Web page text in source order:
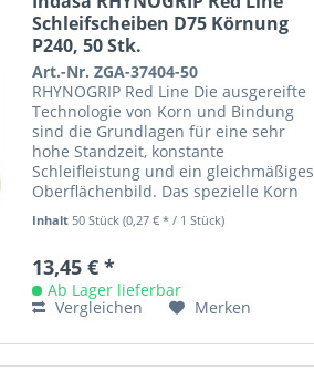
Schleifscheiben D75 Körnung
P240, 50 Stk.
Art.-Nr. ZGA-37404-50
RHYNOGRIP Red Line Die ausgereifte
Technologie von Korn und Bindung
sind die Grundlagen für eine sehr
hohe Standzeit, konstante
Schleifleistung und ein gleichmäßiges
Oberflächenbild. Das spezielle Korn
Inhalt 50 Stück(0,27 € * / 1 Stück)
13,45 € *
Ab Lager lieferbar
Vergleichen
Merken